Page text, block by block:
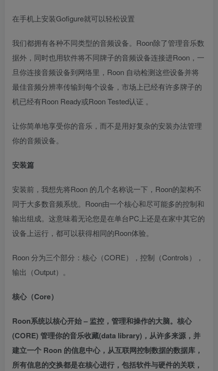
在手机上安装Gofigure就可以轻松设置
我们都拥有各种不同类型的音频设备。Roon除了管理音乐数
据外，同时也用软件将不同牌子的音频设备连接进Roon，一
旦你连接音频设备到网络里，Roon 自动检测这些设备并将
最佳音频分辨率传输到每个设备，市场上已经有许多牌子的
机已经有Roon Ready或Roon Tested认证 。
让你简单地享受你的音乐，而不是用好复杂的安装办法管理
你的音频设备。
安装篇
安装前，我想先将Roon 的几个名称说一下，Roon的架构不
同于大多数音频系统。Roon由一个核心和尽可能多的控制和
输出组成。这意味着无论您是在单台PC上还是在家中其它的
设备上运行，都可以获得相同的Roon体验。
Roon 分为三个部分：核心（CORE），控制（Controls），
输出（Output）。
核心（Core）
Roon系统以核心开始 – 监控，管理和操作的大脑。核心
(CORE) 管理你的音乐收藏(data library)，从许多来源，并
建立一个 Roon 的信息中心，从互联网控制数据的数据库，
所有信息的交换都是在核心进行，包括软件与硬件的关联，